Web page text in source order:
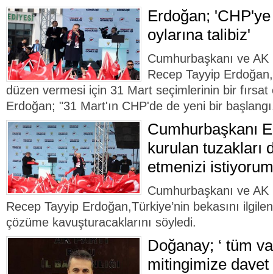
Erdoğan;
oylarına talibiz'
Cumhurbaşkanı ve
Recep Tayyip
düzen vermesi için 31 Mart seçimlerinin bir fırsat
Erdoğan; "31 Mart'ın CHP'de de yeni bir
Cumhurbaşkanı
kurulan tuzakları
etmenizi
Cumhurbaşkanı ve
Recep Tayyip Erdoğan,Türkiye’nin bekasını
çözüme kavuşturacaklarını söyledi.
Doğanay; ‘ tüm
mitingimize davet